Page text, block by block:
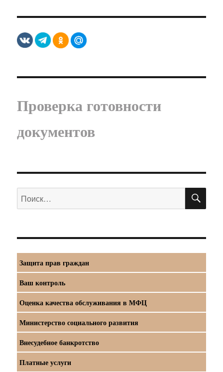
Проверка готовности
документов
Искать:
Защита прав граждан
Ваш контроль
Оценка качества обслуживания в МФЦ
Министерство социального развития
Внесудебное банкротство
Платные услуги